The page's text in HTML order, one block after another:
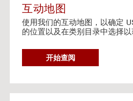
t
i
v
e
p
互动地图
使用我们的互动地图，以确定
的位置以及在类别目录中选择以
G
O
开始查阅